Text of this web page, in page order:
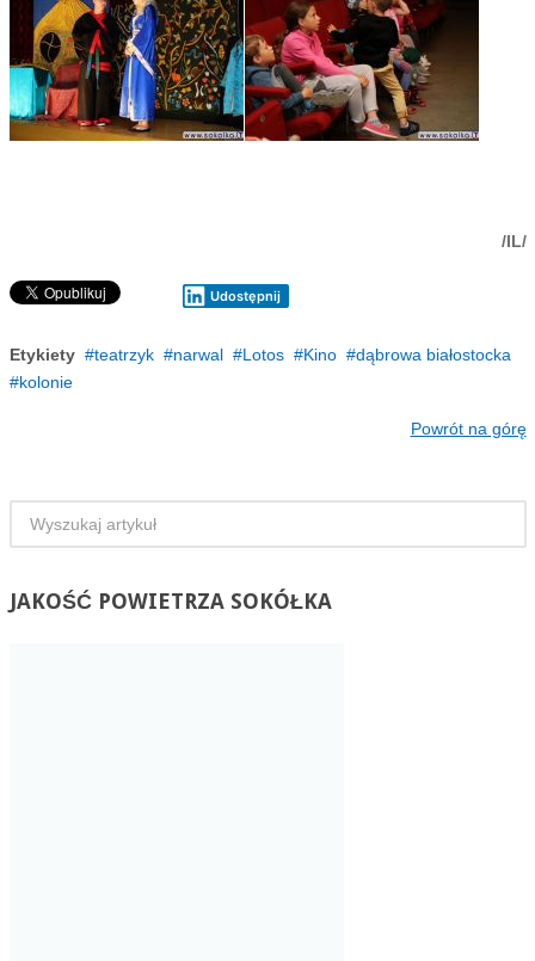
/IL/
Udostępnij
Etykiety teatrzyk narwal Lotos Kino
dąbrowa białostocka
kolonie
Powrót na górę
JAKOŚĆPOWIETRZA SOKÓŁKA